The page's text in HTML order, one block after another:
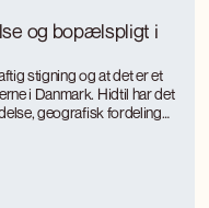
og bopælspligt i
stigning og at det er et
i Danmark. Hidtil har det
geografisk fordeling